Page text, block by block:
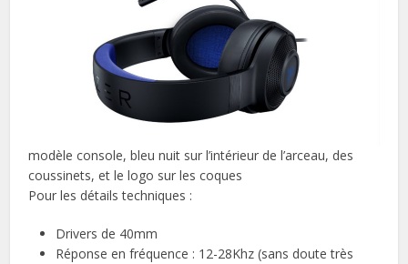
modèle console, bleu nuit sur l’intérieur de l’arceau, des
coussinets, et le logo sur les coques
Pour les détails techniques :
Drivers de 40mm
Réponse en fréquence : 12-28Khz (sans doute très